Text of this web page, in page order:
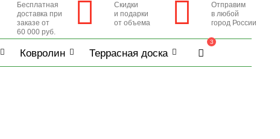
Бесплатная
доставка при
заказе от
60 000 руб.
Скидки
и подарки
от объема
Отправим
в любой
город России
Ковролин Террасная доска
3